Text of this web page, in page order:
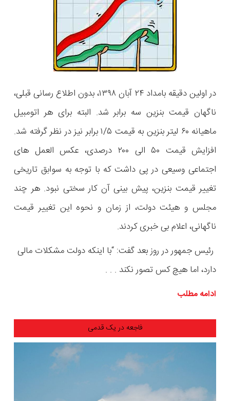
در اولین دقیقه بامداد ۲۴ آبان ۱۳۹۸، بدون اطلاع رسانی قبلی،
ناگهان قیمت بنزین سه برابر شد. البته برای هر اتومبیل
ماهیانه ۶۰ لیتر بنزین به قیمت ۱/۵ برابر نیز در نظر گرفته شد.
افزایش قیمت ۵۰ الی ۲۰۰ درصدی، عکس العمل های
اجتماعی وسیعی در پی داشت که با توجه به سوابق تاریخی
تغییر قیمت بنزین، پیش بینی آن کار سختی نبود. هر چند
مجلس و هیئت دولت، از زمان و نحوه این تغییر قیمت
ناگهانی، اعلام بی خبری کردند.
رئیس جمهور در روز بعد گفت: “با اینکه دولت مشکلات مالی
دارد، اما هیچ کس تصور نکند . . .
ادامه مطلب
فاجعه در یک قدمی